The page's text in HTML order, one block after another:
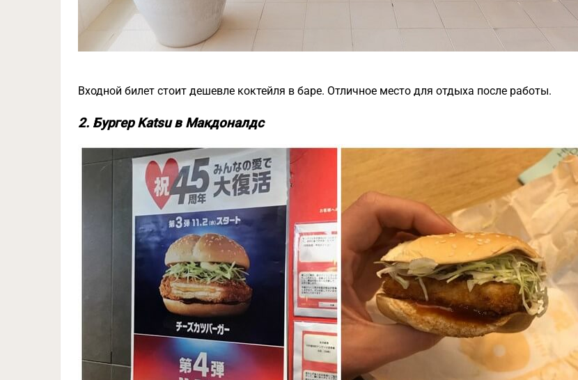
Входной билет стоит дешевле коктейля в баре. Отличное место для отдыха после работы.
2. Бургер Katsu в Макдоналдс